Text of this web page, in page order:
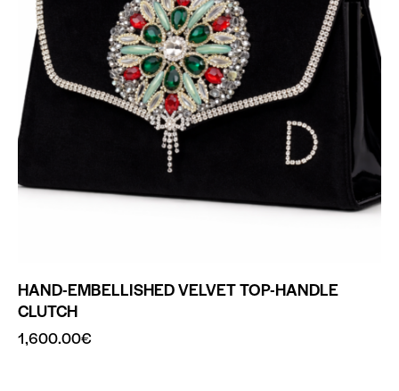
HAND-EMBELLISHED VELVET TOP-HANDLE
CLUTCH
1,600.00€